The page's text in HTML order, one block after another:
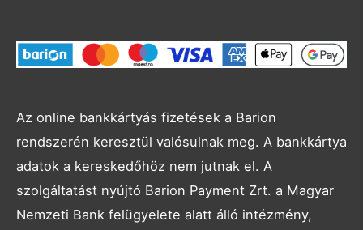
Az online bankkártyás fizetések a Barion
rendszerén keresztül valósulnak meg. A bankkártya
adatok a kereskedőhöz nem jutnak el. A
szolgáltatást nyújtó Barion Payment Zrt. a Magyar
Nemzeti Bank felügyelete alatt álló intézmény,